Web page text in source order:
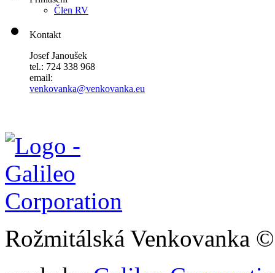
Člen RV
Kontakt
Josef Janoušek
tel.: 724 338 968
email:
venkovanka@venkovanka.eu
Rožmitálská Venkovanka